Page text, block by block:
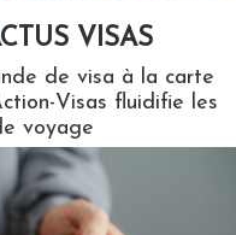
VISAS
de visa à la carte
Visas fluidifie les
voyage